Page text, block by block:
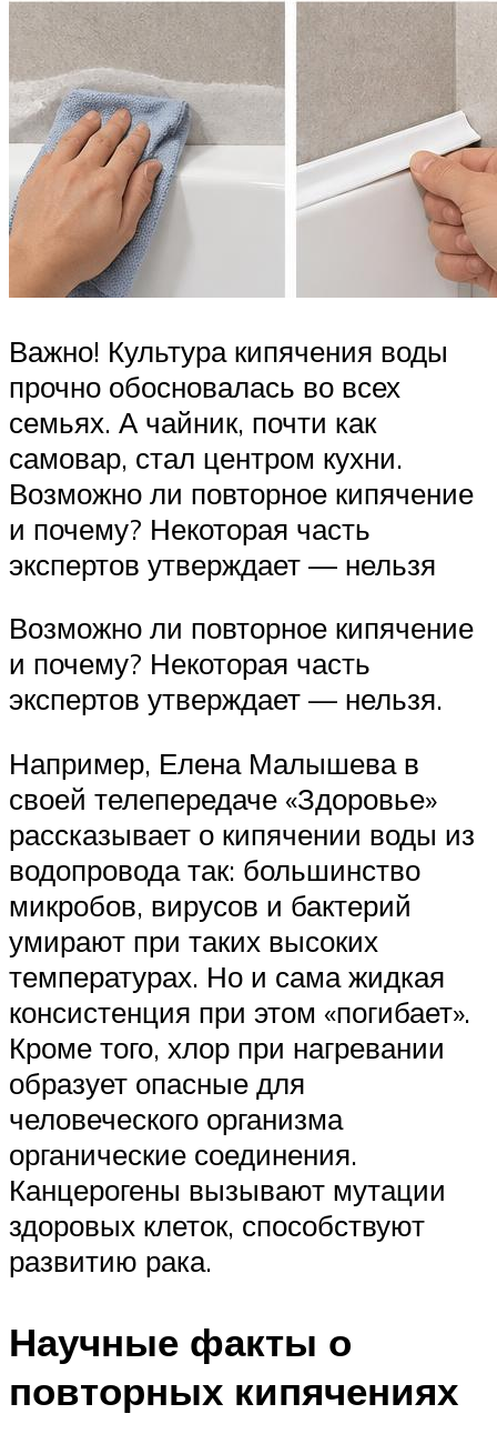
Важно! Культура кипячения воды
прочно обосновалась во всех
семьях. А чайник, почти как
самовар, стал центром кухни.
Возможно ли повторное кипячение
и почему? Некоторая часть
экспертов утверждает — нельзя
Возможно ли повторное кипячение
и почему? Некоторая часть
экспертов утверждает — нельзя.
Например, Елена Малышева в
своей телепередаче «Здоровье»
рассказывает о кипячении воды из
водопровода так: большинство
микробов, вирусов и бактерий
умирают при таких высоких
температурах. Но и сама жидкая
консистенция при этом «погибает».
Кроме того, хлор при нагревании
образует опасные для
человеческого организма
органические соединения.
Канцерогены вызывают мутации
здоровых клеток, способствуют
развитию рака.
Научные факты о
повторных кипячениях